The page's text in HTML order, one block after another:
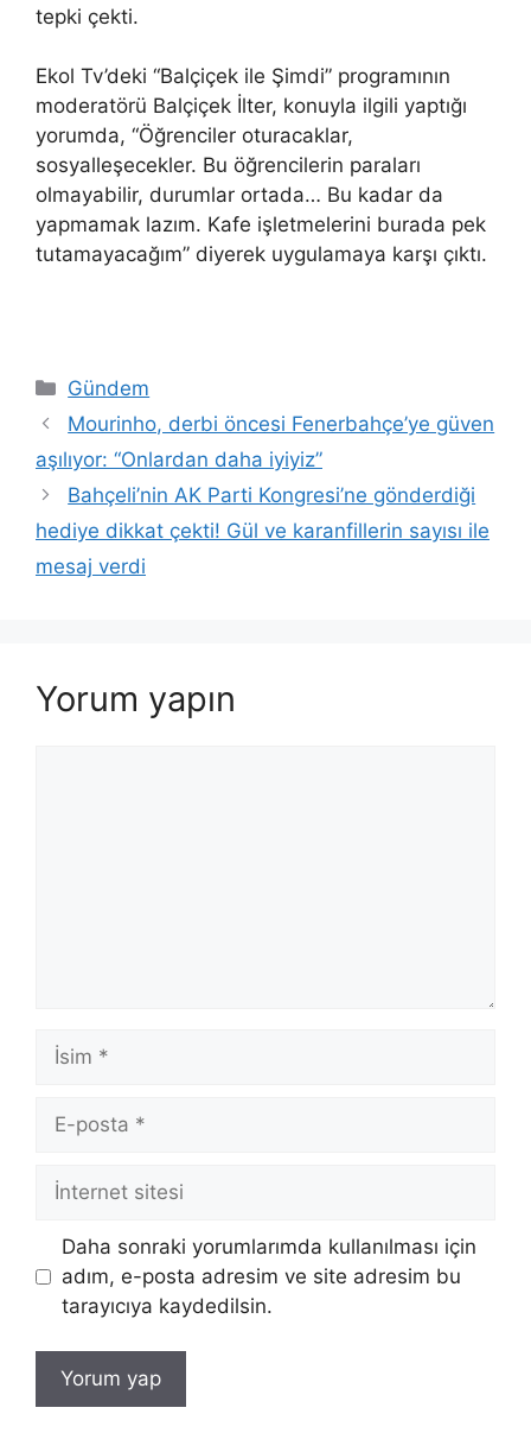
tepki çekti.
Ekol Tv’deki “Balçiçek ile Şimdi” programının
moderatörü Balçiçek İlter, konuyla ilgili yaptığı
yorumda, “Öğrenciler oturacaklar,
sosyalleşecekler. Bu öğrencilerin paraları
olmayabilir, durumlar ortada… Bu kadar da
yapmamak lazım. Kafe işletmelerini burada pek
tutamayacağım” diyerek uygulamaya karşı çıktı.
Kategoriler
Gündem
Mourinho, derbi öncesi Fenerbahçe’ye güven
aşılıyor: “Onlardan daha iyiyiz”
Bahçeli’nin AK Parti Kongresi’ne gönderdiği
hediye dikkat çekti! Gül ve karanfillerin sayısı ile
mesaj verdi
Yorum yapın
İsim
posta
İnternet
sitesi
Daha sonraki yorumlarımda kullanılması için
adım, e-posta adresim ve site adresim bu
tarayıcıya kaydedilsin.